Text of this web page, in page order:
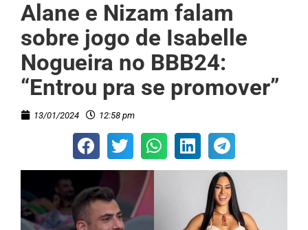
Alane e Nizam falam
sobre jogo de Isabelle
Nogueira no BBB24:
“Entrou pra se promover”
13/01/2024 12:58 pm